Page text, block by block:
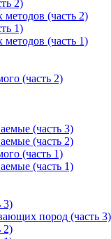
2)
(часть 2)
1)
(часть 1)
(часть 2)
(часть 3)
(часть 2)
(часть 1)
(часть 1)
3)
пород (часть 3)
2)